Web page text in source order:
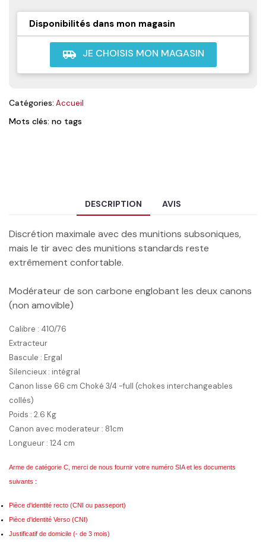
Disponibilités dans mon magasin
airport_shuttle JE CHOISIS MON MAGASIN
Catégories: Accueil
Mots clés: no tags
DESCRIPTION AVIS
Discrétion maximale avec des munitions subsoniques,
mais le tir avec des munitions standards reste
extrêmement confortable.
Modérateur de son carbone englobant les deux canons
(non amovible)
Calibre : 410/76
Extracteur
Bascule : Ergal
Silencieux : intégral
Canon lisse 66 cm Choké 3/4 -full (chokes interchangeables
collés)
Poids : 2.6 Kg
Canon avec moderateur : 81cm
Longueur : 124 cm
Arme de catégorie C, merci de nous fournir votre numéro SIA et les documents
suivants :
Pièce d'identité recto (CNI ou passeport)
Pièce d'identité Verso (CNI)
Justificatif de domicile (- de 3 mois)